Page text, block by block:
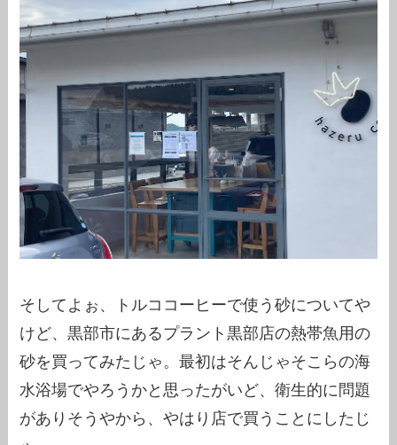
そしてよぉ、トルココーヒーで使う砂についてや
けど、黒部市にあるプラント黒部店の熱帯魚用の
砂を買ってみたじゃ。最初はそんじゃそこらの海
水浴場でやろうかと思ったがいど、衛生的に問題
がありそうやから、やはり店で買うことにしたじ